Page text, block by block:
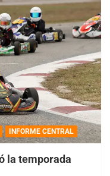
INFORME CENTRAL
la temporada